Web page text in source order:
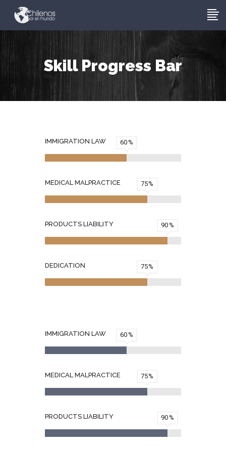
Skill Progress Bar
IMMIGRATION LAW 60
MEDICAL MALPRACTICE 75
PRODUCTS LIABILITY 90
DEDICATION 75
IMMIGRATION LAW 60
MEDICAL MALPRACTICE 75
PRODUCTS LIABILITY 90